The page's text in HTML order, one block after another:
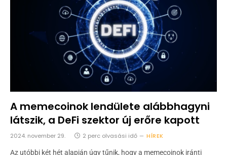
A memecoinok lendülete alábbhagyni
látszik, a DeFi szektor új erőre kapott
2024. november 29. 2 perc olvasási idő HÍREK
Az utóbbi két hét alapján úgy tűnik, hogy a memecoinok iránti